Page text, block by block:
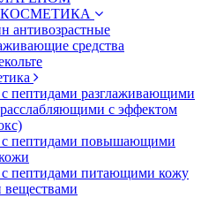
антивозрастные
средства
пептидами разглаживающими
с эффектом
с пептидами повышающими
с пептидами питающими кожу